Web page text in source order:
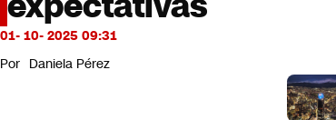
Cultura
Servicios
Bits
CNN Data
01- 10- 2025 09:31
Por Daniela Pérez